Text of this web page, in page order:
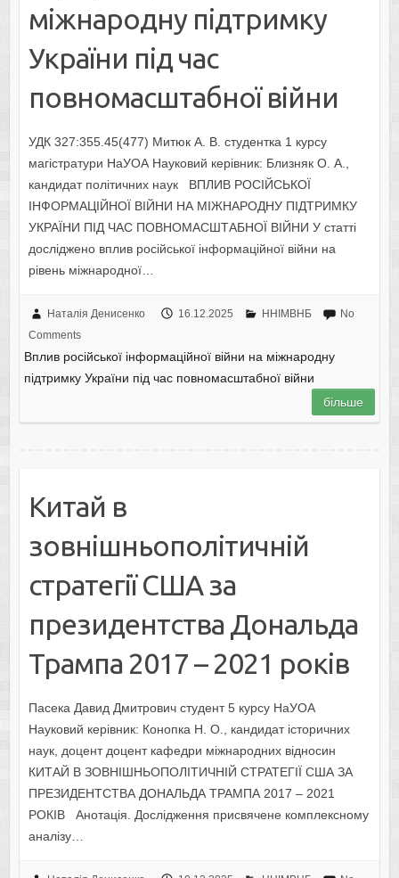
міжнародну підтримку
України під час
повномасштабної війни
УДК 327:355.45(477) Митюк А. В. студентка 1 курсу
магістратури НаУОА Науковий керівник: Близняк О. А.,
кандидат політичних наук ВПЛИВ РОСІЙСЬКОЇ
ІНФОРМАЦІЙНОЇ ВІЙНИ НА МІЖНАРОДНУ ПІДТРИМКУ
УКРАЇНИ ПІД ЧАС ПОВНОМАСШТАБНОЇ ВІЙНИ У статті
досліджено вплив російської інформаційної війни на
рівень міжнародної…
Наталія Денисенко 16.12.2025 ННІМВНБ
No
Comments
Вплив російської інформаційної війни на міжнародну
підтримку України під час повномасштабної війни
більше
Китай в
зовнішньополітичній
стратегії США за
президентства Дональда
Трампа 2017 – 2021 років
Пасека Давид Дмитрович студент 5 курсу НаУОА
Науковий керівник: Конопка Н. О., кандидат історичних
наук, доцент доцент кафедри міжнародних відносин
КИТАЙ В ЗОВНІШНЬОПОЛІТИЧНІЙ СТРАТЕГІЇ США ЗА
ПРЕЗИДЕНТСТВА ДОНАЛЬДА ТРАМПА 2017 – 2021
РОКІВ Анотація. Дослідження присвячене комплексному
аналізу…